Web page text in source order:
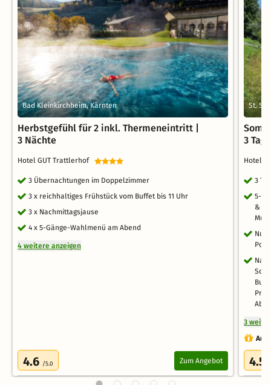
Bad Kleinkirchheim, Kärnten
Herbstgefühl für 2 inkl. Thermeneintritt |
3 Nächte
Hotel GUT Trattlerhof
3 Übernachtungen im Doppelzimmer
3 x reichhaltiges Frühstück vom Buffet bis 11 Uhr
3 x Nachmittagsjause
4 x 5-Gänge-Wahlmenü am Abend
4 weitere anzeigen
4.6 /5.0 Zum Angebot
St.
3
Hotel
3
5-
&
3
4.5